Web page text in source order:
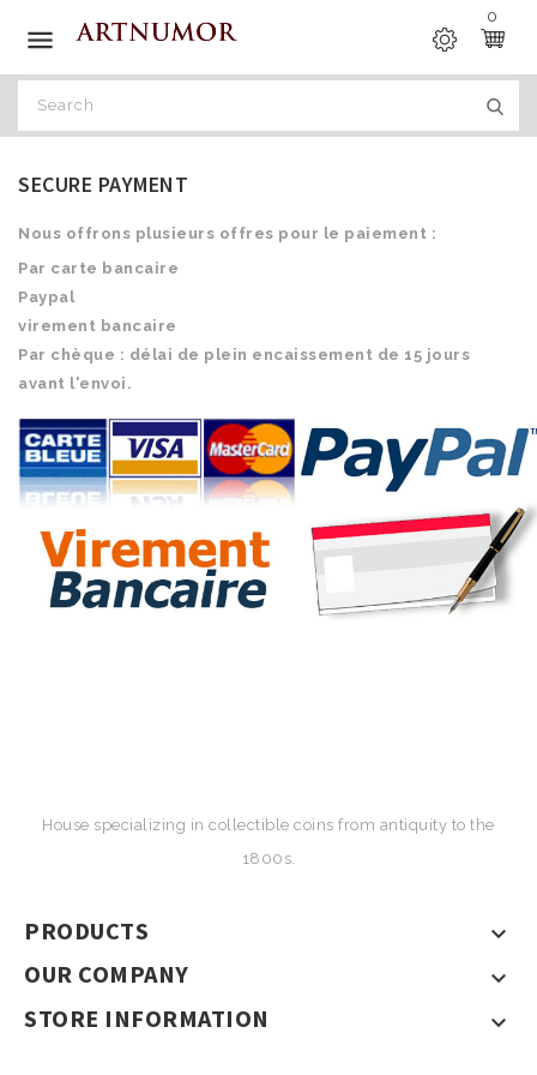

0
SECURE PAYMENT
Nous offrons plusieurs offres pour le paiement :
Par carte bancaire
Paypal
virement bancaire
Par chèque : délai de plein encaissement de 15 jours
avant l'envoi.
House specializing in collectible coins from antiquity to the
1800s.
PRODUCTS 
OUR COMPANY 
STORE INFORMATION 